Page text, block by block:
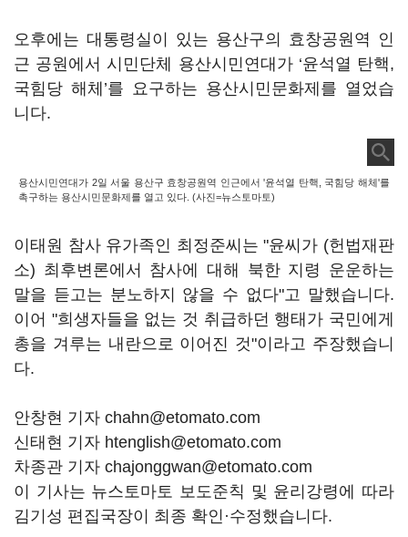
오후에는 대통령실이 있는 용산구의 효창공원역 인
근 공원에서 시민단체 용산시민연대가 ‘윤석열 탄핵,
국힘당 해체’를 요구하는 용산시민문화제를 열었습
니다.
용산시민연대가 2일 서울 용산구 효창공원역 인근에서 '윤석열 탄핵, 국힘당 해체'를
촉구하는 용산시민문화제를 열고 있다. (사진=뉴스토마토)
이태원 참사 유가족인 최정준씨는 "윤씨가 (헌법재판
소) 최후변론에서 참사에 대해 북한 지령 운운하는
말을 듣고는 분노하지 않을 수 없다"고 말했습니다.
이어 "희생자들을 없는 것 취급하던 행태가 국민에게
총을 겨루는 내란으로 이어진 것"이라고 주장했습니
다.
안창현 기자 chahn@etomato.com
신태현 기자 htenglish@etomato.com
차종관 기자 chajonggwan@etomato.com
이 기사는 뉴스토마토 보도준칙 및 윤리강령에 따라
김기성 편집국장이 최종 확인·수정했습니다.